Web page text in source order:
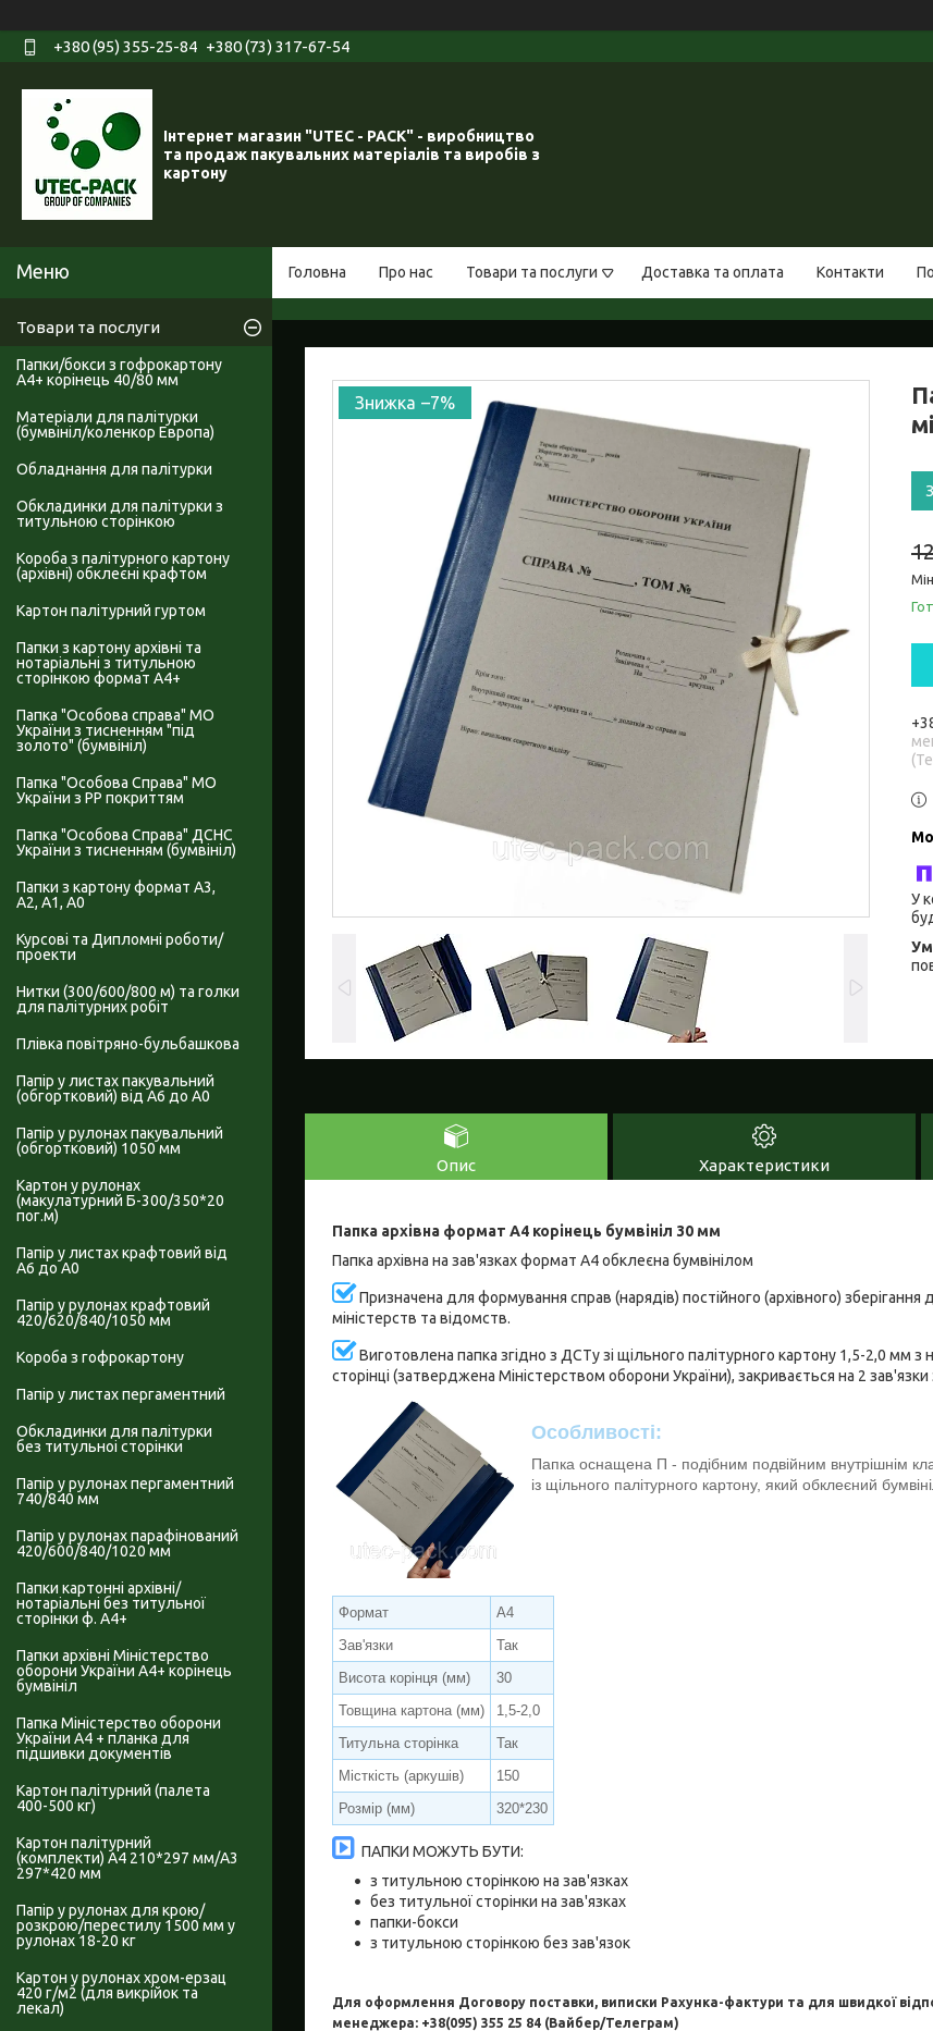
+380 (95) 355-25-84 +380 (73) 317-67-54
Інтернет магазин "UTEC - PACK" - виробництво
та продаж пакувальних матеріалів та виробів з
картону
Головна Про нас Товари та послуги Доставка та оплата Контакти
–7%
У
Опис Характеристики
Папка архівна формат А4 корінець бумвініл 30 мм
Папка архівна на зав'язках формат А4 обклеєна бумвінілом
Призначена для формування справ (нарядів) постійного (архівного) зберігання
міністерств та відомств.
Виготовлена папка згідно з ДСТу зі щільного палітурного картону 1,5-2,0 мм з
сторінці (затверджена Міністерством оборони України), закривається на 2 зав'язки
Особливості:
Папка оснащена П - подібним подвійним внутрішнім
із щільного палітурного картону, який обклеєний
Формат
А4
Зав'язки
Так
Висота корінця (мм)
30
Товщина картона (мм)
1,5-2,0
Титульна сторінка
Так
Місткість (аркушів)
150
Розмір (мм)
320*230
ПАПКИ МОЖУТЬ БУТИ:
з титульною сторінкою на зав'язках
без титульної сторінки на зав'язках
папки-бокси
з титульною сторінкою без зав'язок
Для оформлення Договору поставки, виписки Рахунка-фактури та для швидкої
менеджера: +38(095) 355 25 84 (Вайбер/Телеграм)
Товари та послуги
Папки/бокси з гофрокартону
А4+ корінець 40/80 мм
Матеріали для палітурки
(бумвініл/коленкор Европа)
Обладнання для палітурки
Обкладинки для палітурки з
титульною сторінкою
Короба з палітурного картону
(архівні) обклеєні крафтом
Картон палітурний гуртом
Папки з картону архівні та
нотаріальні з титульною
сторінкою формат А4+
Папка "Особова справа" МО
України з тисненням "під
золото" (бумвініл)
Папка "Особова Справа" МО
України з PP покриттям
Папка "Особова Справа" ДСНС
України з тисненням (бумвініл)
Папки з картону формат А3,
А2, А1, А0
Курсові та Дипломні роботи/
проекти
Нитки (300/600/800 м) та голки
для палітурних робіт
Плівка повітряно-бульбашкова
Папір у листах пакувальний
(обгортковий) від А6 до А0
Папір у рулонах пакувальний
(обгортковий) 1050 мм
Картон у рулонах
(макулатурний Б-300/350*20
пог.м)
Папір у листах крафтовий від
А6 до А0
Папір у рулонах крафтовий
420/620/840/1050 мм
Короба з гофрокартону
Папір у листах пергаментний
Обкладинки для палітурки
без титульноі сторінки
Папір у рулонах пергаментний
740/840 мм
Папір у рулонах парафінований
420/600/840/1020 мм
Папки картонні архівні/
нотаріальні без титульної
сторінки ф. А4+
Папки архівні Міністерство
оборони України А4+ корінець
бумвініл
Папка Міністерство оборони
України А4 + планка для
підшивки документів
Картон палітурний (палета
400-500 кг)
Картон палітурний
(комплекти) А4 210*297 мм/А3
297*420 мм
Папір у рулонах для крою/
розкрою/перестилу 1500 мм у
рулонах 18-20 кг
Картон у рулонах хром-ерзац
420 г/м2 (для викрійок та
лекал)